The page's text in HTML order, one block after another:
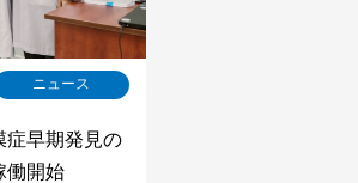
ニュース
症早期発見の
働開始